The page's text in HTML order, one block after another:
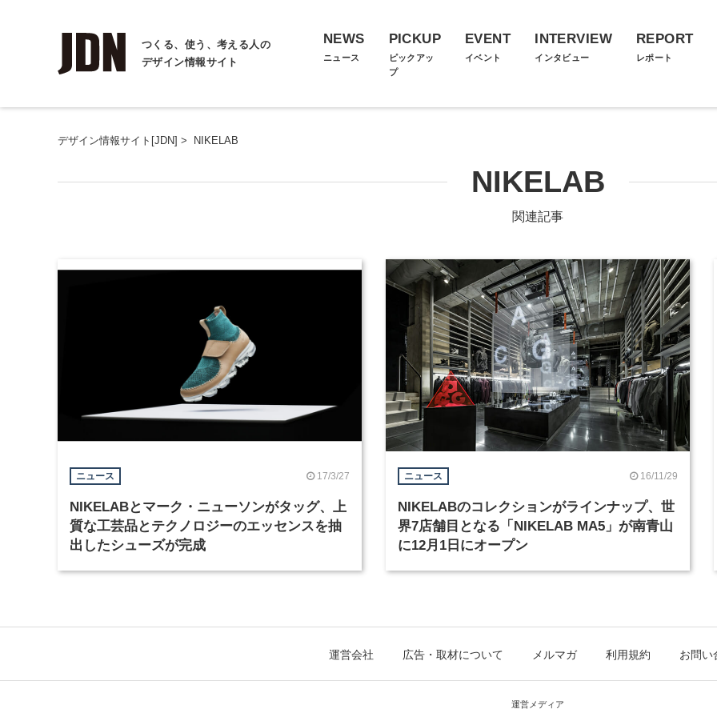
つくる、使う、考える人の
デザイン情報サイト
NEWS
ニュース
PICKUP
ピックアッ
プ
EVENT
イベント
INTERVIEW
インタビュー
REPORT
レポート
デザイン情報サイト[JDN] > NIKELAB
NIKELAB
関連記事
ニュース 17/3/27
NIKELABとマーク・ニューソンがタッグ、上
質な工芸品とテクノロジーのエッセンスを抽
出したシューズが完成
ニュース 16/11/29
NIKELABのコレクションがラインナップ、世
界7店舗目となる「NIKELAB MA5」が南青山
に12月1日にオープン
運営会社 広告・取材について メルマガ 利用規約 お問い
運営メディア